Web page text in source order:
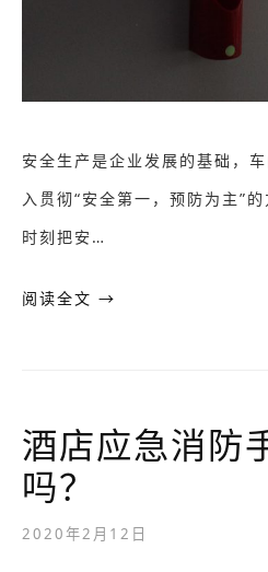
安全生产是企业发展的基础，
入贯彻“安全第一，预防为主”
时刻把安…
阅读全文 →
酒店应急消防
吗？
2020年2月12日